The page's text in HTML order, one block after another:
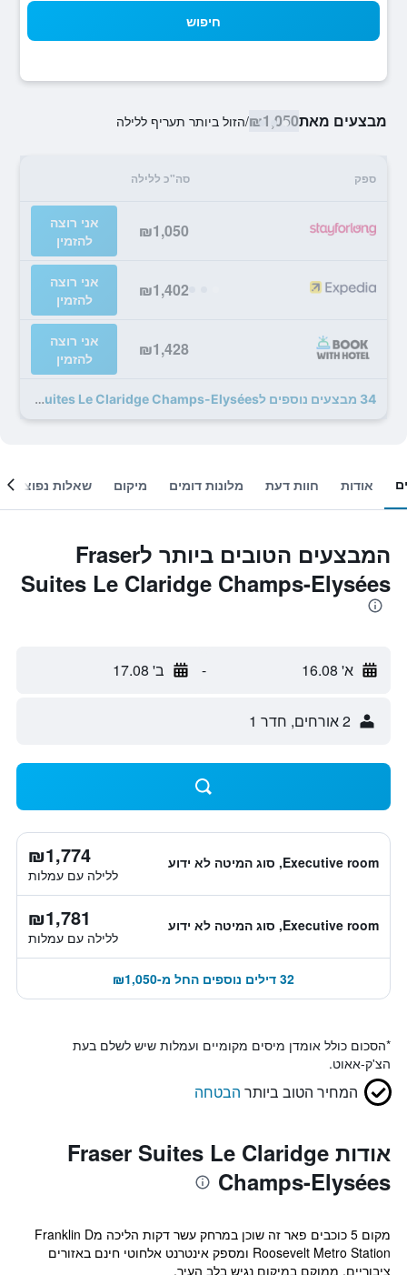
חיפוש
מבצעים מאת₪1,050
/הזול ביותר תעריף ללילה
ספק סה"כ ללילה
₪1,050
אני רוצה
להזמין
₪1,402
אני רוצה
להזמין
₪1,428
אני רוצה
להזמין
34 מבצעים נוספים לFraser Suites Le Claridge Champs-Elysées
אודות חוות דעת מלונות דומים מיקום שאלות נפוצות
המבצעים הטובים ביותר לFraser
Suites Le Claridge Champs-Elysées
א' 16.08 - ב' 17.08
2 אורחים, חדר 1
Executive room, סוג המיטה לא ידוע ₪1,774
ללילה עם עמלות
Executive room, סוג המיטה לא ידוע ₪1,781
ללילה עם עמלות
32 דילים נוספים החל מ-₪1,050
*הסכום כולל אומדן מיסים מקומיים ועמלות שיש לשלם בעת
הצ'ק-אאוט.
המחיר הטוב ביותר הבטחה
אודות Fraser Suites Le Claridge
Champs-Elysées
מקום 5 כוכבים פאר זה שוכן במרחק עשר דקות הליכה מFranklin D
Roosevelt Metro Station ומספק אינטרנט אלחוטי חינם באזורים
ציבוריים. ממוקם במיקום נגיש בלב העיר.